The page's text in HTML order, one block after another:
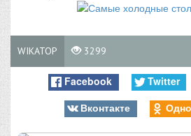
WIKATOP 3299
Facebook Twitter
Вконтакте